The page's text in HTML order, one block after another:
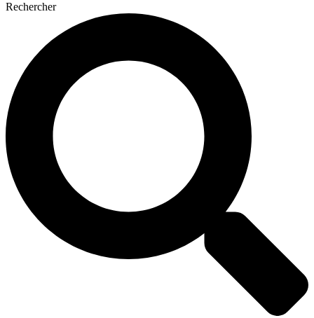
Rechercher